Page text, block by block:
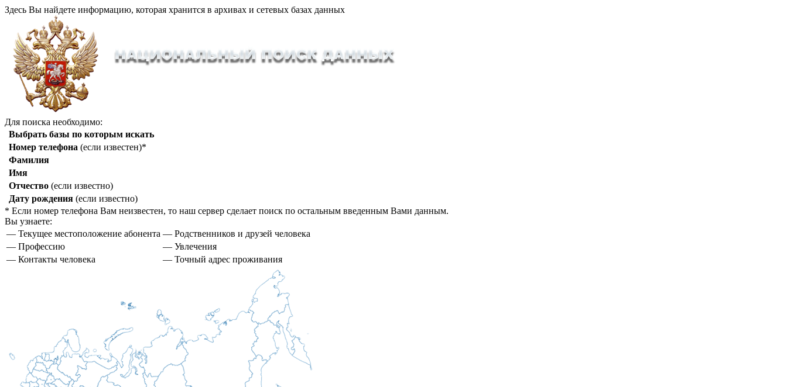
Здесь Вы найдете информацию, которая хранится в архивах и сетевых базах данных
Для поиска необходимо:
Выбрать базы по которым искать
Номер телефона (если известен)*
Фамилия
Имя
Отчество (если известно)
Дату рождения (если известно)
* Если номер телефона Вам неизвестен, то наш сервер сделает поиск по остальным введенным Вами данным.
Вы узнаете:
— Текущее местоположение абонента — Родственников и друзей человека
— Профессию
— Увлечения
— Контакты человека
— Точный адрес проживания